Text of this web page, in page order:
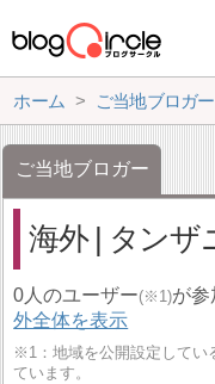
ホーム ご当地ブロガー
ご当地ブロガー
海外 | タンザ
0人のユーザー(※1)が
外全体を表示
※1：地域を公開設定してい
ています。